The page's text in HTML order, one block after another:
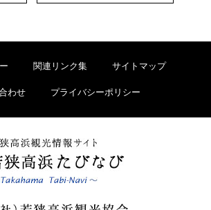
関連リンク集 サイトマップ
わせ プライバシーポリシー